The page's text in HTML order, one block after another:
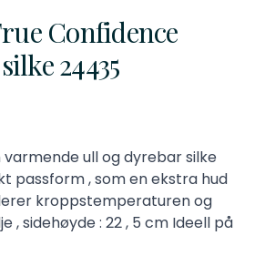
Confidence
24435
ull og dyrebar silke
passform , som en ekstra hud
kroppstemperaturen og
, sidehøyde : 22 , 5 cm Ideell på